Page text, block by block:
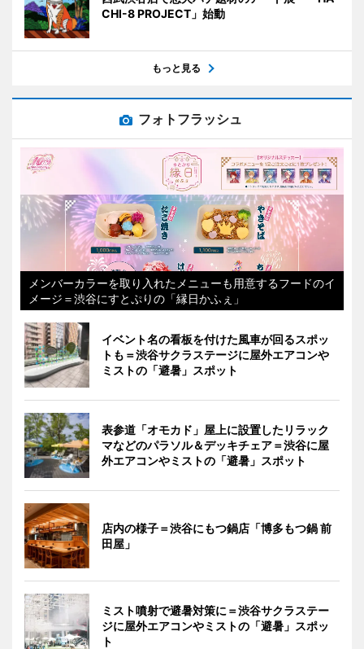
CHI-8 PROJECT」始動
もっと見る
フォトフラッシュ
メンバーカラーを取り入れたメニューも用意するフードのイ
メージ＝渋谷にすとぷりの「縁日かふぇ」
イベント名の看板を付けた風車が回るスポッ
トも＝渋谷サクラステージに屋外エアコンや
ミストの「避暑」スポット
表参道「オモカド」屋上に設置したリラック
マなどのパラソル＆デッキチェア＝渋谷に屋
外エアコンやミストの「避暑」スポット
店内の様子＝渋谷にもつ鍋店「博多もつ鍋 前
田屋」
ミスト噴射で避暑対策に＝渋谷サクラステー
ジに屋外エアコンやミストの「避暑」スポッ
ト